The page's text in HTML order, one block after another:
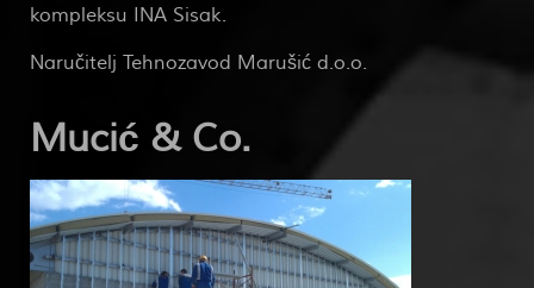
kompleksu INA Sisak.
Naručitelj Tehnozavod Marušić d.o.o.
Mucić & Co.